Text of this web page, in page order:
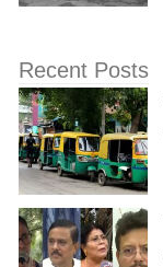
Recent Posts